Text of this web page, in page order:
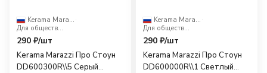
Kerama Marazzi ·
Для общественных помещений
290 ₽/шт
Kerama Marazzi Про Стоун
DD600300R\\5 Серый
Kerama Marazzi ·
Для общественных помещений
290 ₽/шт
Kerama Marazzi Про Стоун
DD600000R\\1 Светлый